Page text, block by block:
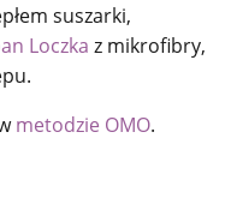
suszarki,
Loczka z mikrofibry,
metodzie OMO.